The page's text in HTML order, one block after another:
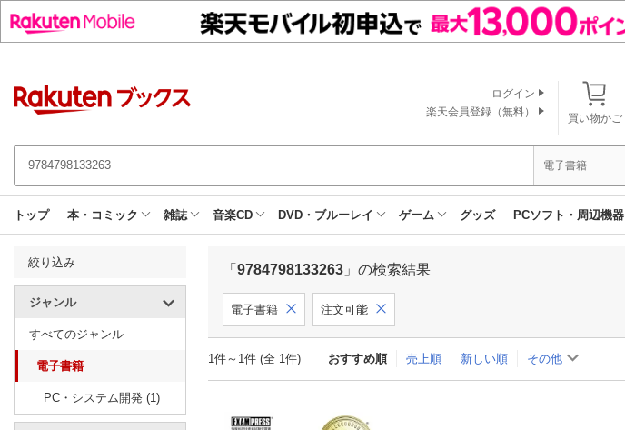
買い物かご
ログイン
楽天会員登録（無料）
電子書籍
トップ 本・コミック 雑誌 音楽CD DVD・ブルーレイ ゲーム グッズ PCソフト・周辺機器
絞り込み
ジャンル
すべてのジャンル
電子書籍
PC・システム開発 (1)
「 9784798133263 」の検索結果
電子書籍 注文可能
1件～1件 (全 1件) おすすめ順 売上順 新しい順 その他